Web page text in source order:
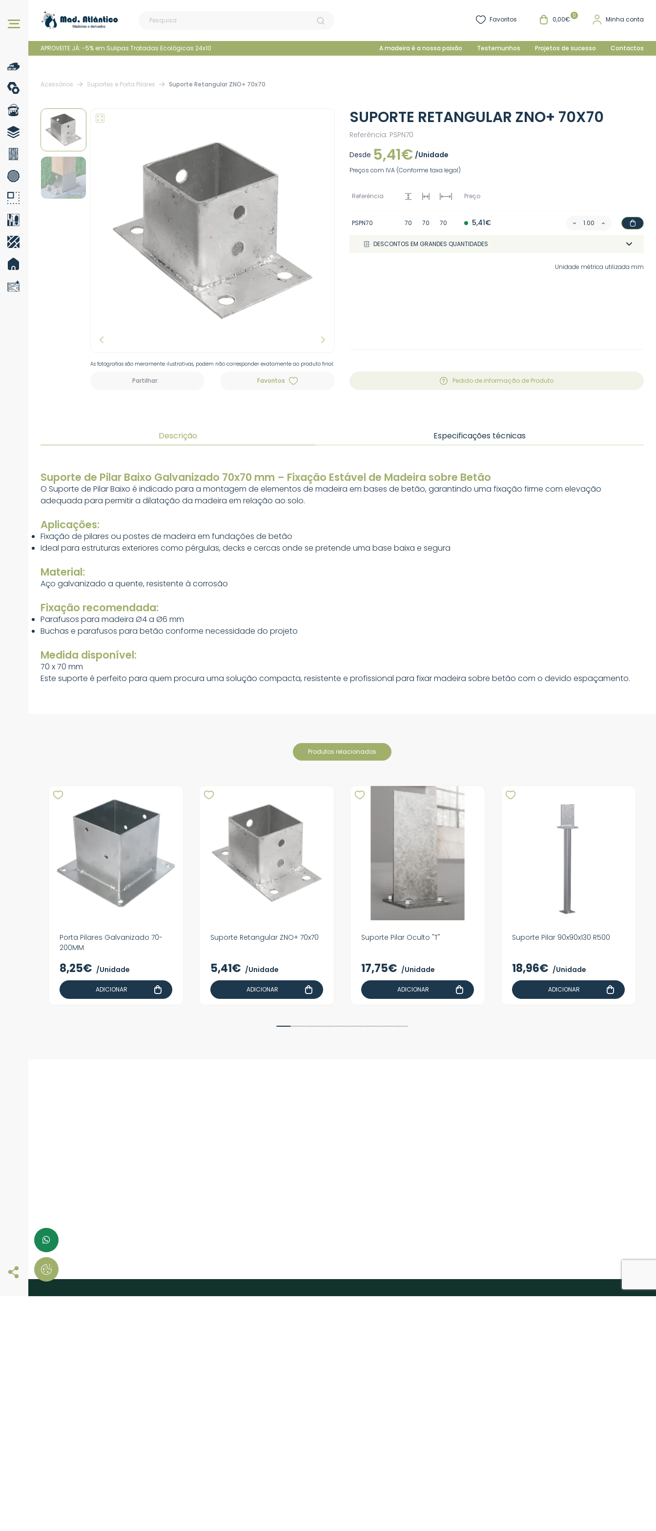
Favoritos 0,00€ 0 Minha conta
APROVEITE JÁ: -5% em Sulipas Tratadas Ecológicas 24x10 A madeira é a nossa paixão Testemunhos Projetos de sucesso Contactos
Os nossos produtos
Siga-nos online
Acessórios Suportes e Porta Pilares Suporte Retangular ZNO+ 70x70
As fotografias são meramente ilustrativas, podem não corresponder exatamente ao produto final.
Partilhar: Favoritos
SUPORTE RETANGULAR ZNO+ 70X70
Referência: PSPN70
Desde 5,41€ /Unidade
Preços com IVA (Conforme taxa legal)
Referência Preço
PSPN70 70 70 70 5,41€
DESCONTOS EM GRANDES QUANTIDADES
Unidade métrica utilizada mm
Pedido de informação de Produto
Descrição Especificações técnicas
Suporte de Pilar Baixo Galvanizado 70x70 mm – Fixação Estável de Madeira sobre Betão
O Suporte de Pilar Baixo é indicado para a montagem de elementos de madeira em bases de betão, garantindo uma fixação firme com elevação
adequada para permitir a dilatação da madeira em relação ao solo.
Aplicações:
Fixação de pilares ou postes de madeira em fundações de betão
Ideal para estruturas exteriores como pérgulas, decks e cercas onde se pretende uma base baixa e segura
Material:
Aço galvanizado a quente, resistente à corrosão
Fixação recomendada:
Parafusos para madeira Ø4 a Ø6 mm
Buchas e parafusos para betão conforme necessidade do projeto
Medida disponível:
70 x 70 mm
Este suporte é perfeito para quem procura uma solução compacta, resistente e profissional para fixar madeira sobre betão com o devido espaçamento.
produtos relacionados
Porta Pilares Galvanizado 70-
200MM
8,25€ /Unidade
ADICIONAR
Suporte Retangular ZNO+ 70x70
5,41€ /Unidade
ADICIONAR
Suporte Pilar Oculto "T"
17,75€ /Unidade
ADICIONAR
Suporte Pilar 90x90x130 R500
18,96€ /Unidade
ADICIONAR